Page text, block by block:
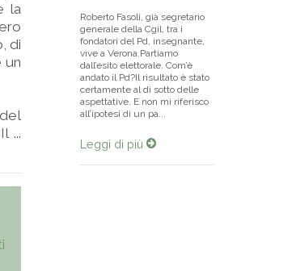
la
di
un
...
Roberto Fasoli, già segretario
generale della Cgil, tra i
fondatori del Pd, insegnante,
vive a Verona.Partiamo
dall’esito elettorale. Com’è
andato il Pd?Il risultato è stato
certamente al di sotto delle
aspettative. E non mi riferisco
all’ipotesi di un pa...
Leggi di più